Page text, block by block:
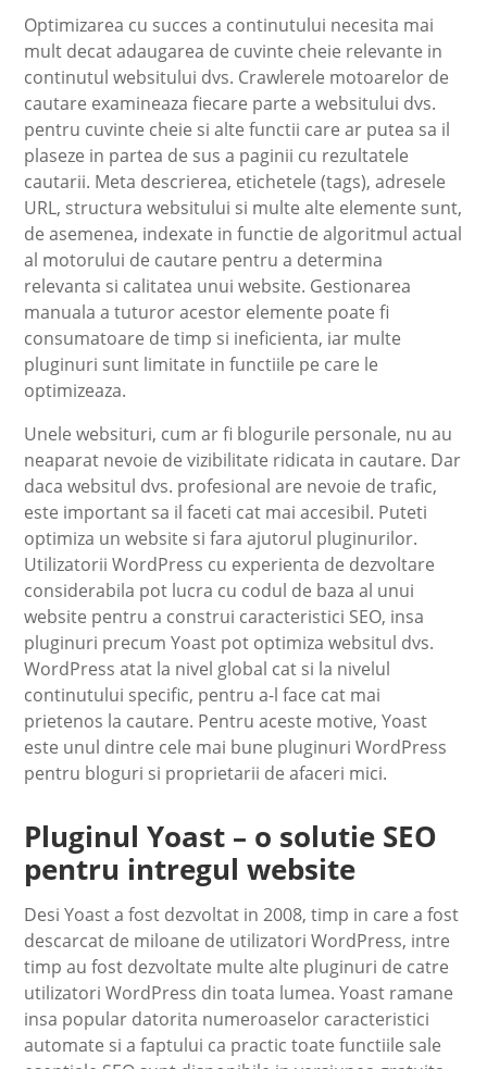
Optimizarea cu succes a continutului necesita mai
mult decat adaugarea de cuvinte cheie relevante in
continutul websitului dvs. Crawlerele motoarelor de
cautare examineaza fiecare parte a websitului dvs.
pentru cuvinte cheie si alte functii care ar putea sa il
plaseze in partea de sus a paginii cu rezultatele
cautarii. Meta descrierea, etichetele (tags), adresele
URL, structura websitului si multe alte elemente sunt,
de asemenea, indexate in functie de algoritmul actual
al motorului de cautare pentru a determina
relevanta si calitatea unui website. Gestionarea
manuala a tuturor acestor elemente poate fi
consumatoare de timp si ineficienta, iar multe
pluginuri sunt limitate in functiile pe care le
optimizeaza.
Unele websituri, cum ar fi blogurile personale, nu au
neaparat nevoie de vizibilitate ridicata in cautare. Dar
daca websitul dvs. profesional are nevoie de trafic,
este important sa il faceti cat mai accesibil. Puteti
optimiza un website si fara ajutorul pluginurilor.
Utilizatorii WordPress cu experienta de dezvoltare
considerabila pot lucra cu codul de baza al unui
website pentru a construi caracteristici SEO, insa
pluginuri precum Yoast pot optimiza websitul dvs.
WordPress atat la nivel global cat si la nivelul
continutului specific, pentru a-l face cat mai
prietenos la cautare. Pentru aceste motive, Yoast
este unul dintre cele mai bune pluginuri WordPress
pentru bloguri si proprietarii de afaceri mici.
Pluginul Yoast – o solutie SEO
pentru intregul website
Desi Yoast a fost dezvoltat in 2008, timp in care a fost
descarcat de miloane de utilizatori WordPress, intre
timp au fost dezvoltate multe alte pluginuri de catre
utilizatori WordPress din toata lumea. Yoast ramane
insa popular datorita numeroaselor caracteristici
automate si a faptului ca practic toate functiile sale